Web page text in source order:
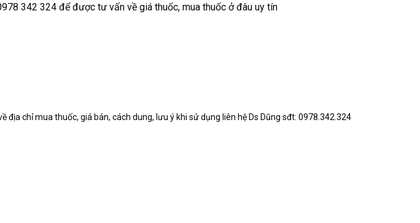
342 324 để được tư vấn về giá thuốc, mua thuốc ở đâu uy tín
chỉ mua thuốc, giá bán, cách dung, lưu ý khi sử dụng liên hệ Ds Dũng sđt: 0978.342.324